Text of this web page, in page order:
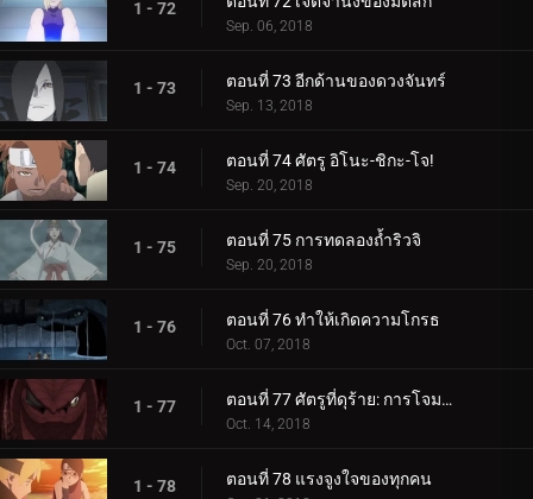
1 - 72
Sep. 06, 2018
1 - 73 ตอนที่ 73 อีกด้านของดวงจันทร์
Sep. 13, 2018
1 - 74 ตอนที่ 74 ศัตรู อิโนะ-ชิกะ-โจ!
Sep. 20, 2018
1 - 75 ตอนที่ 75 การทดลองถ้ำริวจิ
Sep. 20, 2018
1 - 76 ตอนที่ 76 ทำให้เกิดความโกรธ
Oct. 07, 2018
1 - 77 ตอนที่ 77 ศัตรูที่ดุร้าย: การโจมตีอันดุร้ายของการาก้า!
Oct. 14, 2018
1 - 78 ตอนที่ 78 แรงจูงใจของทุกคน